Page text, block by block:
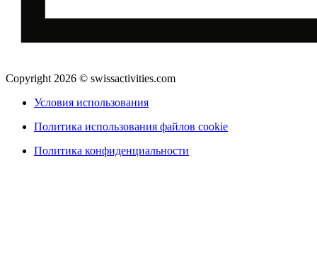
Copyright 2026 © swissactivities.com
Условия использования
Политика использования файлов cookie
Политика конфиденциальности